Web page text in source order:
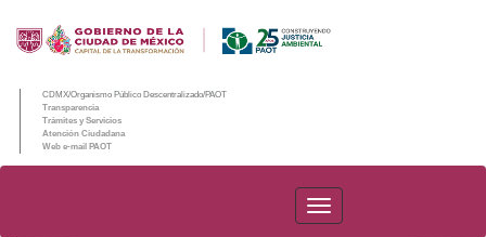
CDMX/Organismo Público Descentralizado/PAOT
Transparencia
Trámites y Servicios
Atención Ciudadana
Web e-mail PAOT
PAOT